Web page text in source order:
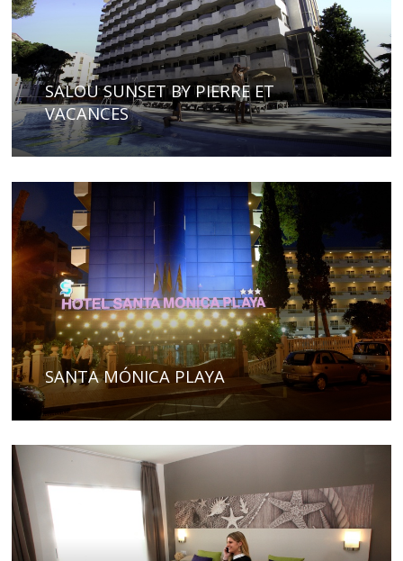
SALOU SUNSET BY PIERRE ET
VACANCES
SANTA MÓNICA PLAYA